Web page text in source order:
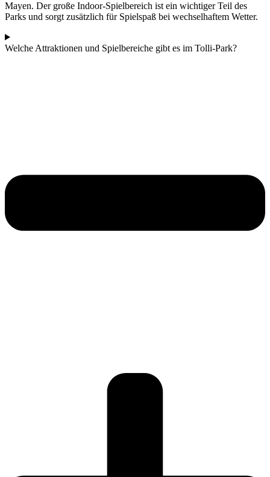
Mayen. Der große Indoor-Spielbereich ist ein wichtiger Teil des
Parks und sorgt zusätzlich für Spielspaß bei wechselhaftem Wetter.
Welche Attraktionen und Spielbereiche gibt es im Tolli-Park?